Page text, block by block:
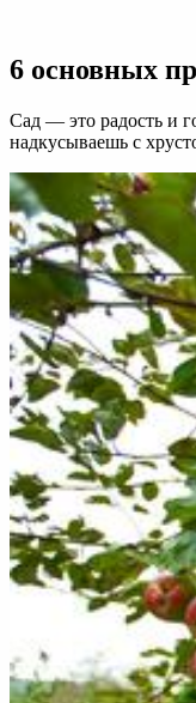
6 основных
Сад — это радость и
надкусываешь с